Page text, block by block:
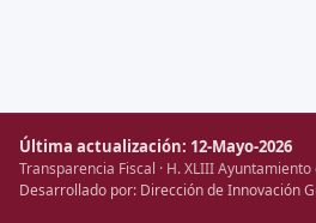
Última actualización: 12-Mayo-2026
Transparencia Fiscal · H. XLIII Ayuntamiento
Desarrollado por: Dirección de Innovación